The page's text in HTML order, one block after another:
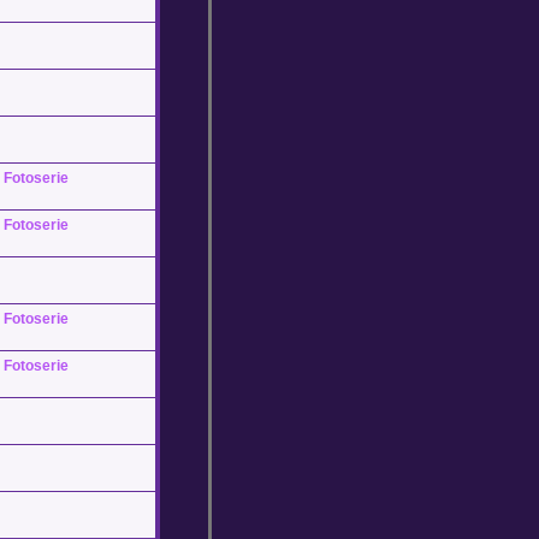
Fotoserie
Fotoserie
Fotoserie
Fotoserie